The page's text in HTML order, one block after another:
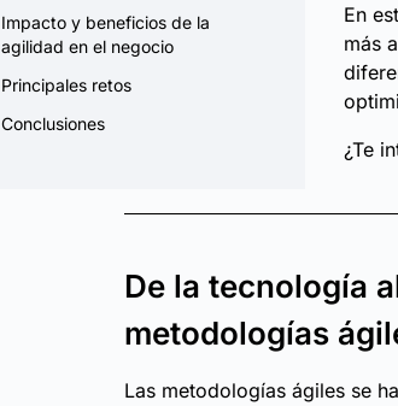
Impacto y beneficios de la
agilidad en el negocio
Principales retos
Conclusiones
En
más
¿Te
De la tecnología
metodologías
Las metodologías ágiles se